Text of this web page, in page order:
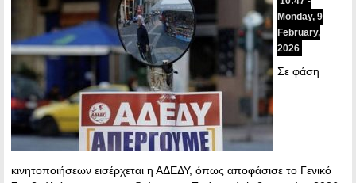
Monday, 9
February,
2026
Σε φάση
κινητοποιήσεων εισέρχεται η ΑΔΕΔΥ, όπως αποφάσισε το Γενικό